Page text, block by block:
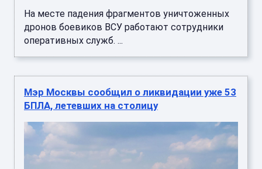
На месте падения фрагментов уничтоженных
дронов боевиков ВСУ работают сотрудники
оперативных служб. ...
Мэр Москвы сообщил о ликвидации уже 53
БПЛА, летевших на столицу